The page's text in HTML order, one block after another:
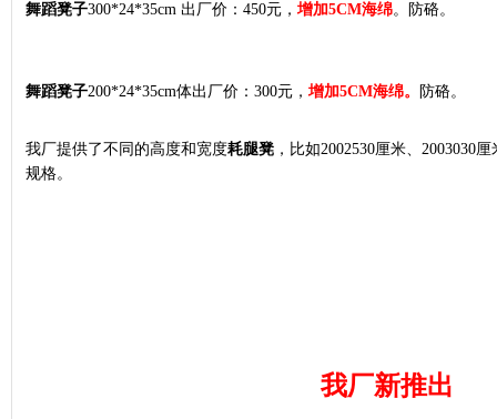
舞蹈凳子300*24*35cm 出厂价：450元， 增加5CM海绵。防硌。
舞蹈凳子200*24*35cm体出厂价：300元， 增加5CM海绵。 防硌。
我厂提供了不同的高度和宽度耗腿凳 ，比如2002530厘米、2003030
规格。
我厂新推出